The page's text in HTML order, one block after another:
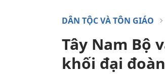
DÂN TỘC VÀ TÔN GIÁO
Tây Nam Bộ
khối đại